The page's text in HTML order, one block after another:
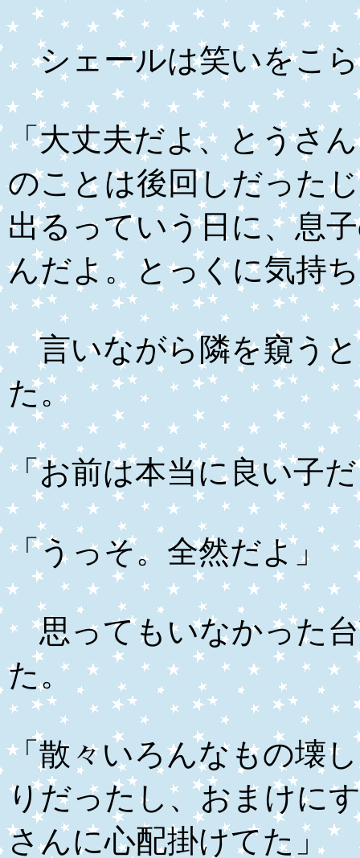
シェールは笑いをこら
「大丈夫だよ、とうさ
のことは後回しだった
出るっていう日に、息
んだよ。とっくに気持
言いながら隣を窺うと
た。
「お前は本当に良い子
「うっそ。全然だよ」
思ってもいなかった台
た。
「散々いろんなもの壊
りだったし、おまけに
さんに心配掛けてた」